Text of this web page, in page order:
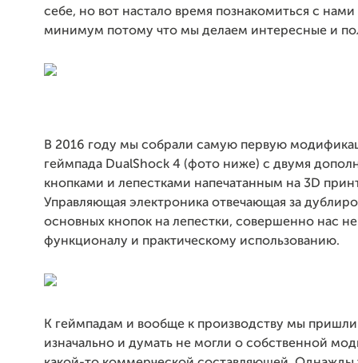
себе, но вот настало время познакомиться с
минимум потому что мы делаем интересные и
В 2016 году мы собрали самую первую
геймпада DualShock 4 (фото ниже) с двумя
кнопками и лепестками напечатанным на 3D
Управляющая электроника отвечающая за
основных кнопок на лепестки, совершенно нас не
функционалу и практическому использованию.
К геймпадам и вообще к производству мы пришли
изначально и думать не могли о собственной